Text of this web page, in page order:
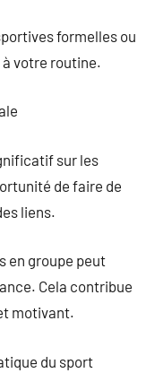
formelles ou
votre routine.
sur les
de faire de
liens.
en groupe peut
Cela contribue
motivant.
du sport